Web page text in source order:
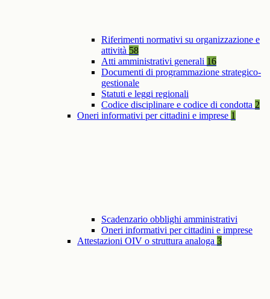
Riferimenti normativi su organizzazione e
attività 58
Atti amministrativi generali 16
Documenti di programmazione strategico-
gestionale
Statuti e leggi regionali
Codice disciplinare e codice di condotta 2
Oneri informativi per cittadini e imprese 1
Scadenzario obblighi amministrativi
Oneri informativi per cittadini e imprese
Attestazioni OIV o struttura analoga 3